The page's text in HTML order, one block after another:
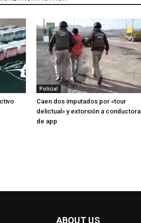
Policial
Caen dos imputados por «tour
delictual» y extorsión a conductora
de app
ABOUT US